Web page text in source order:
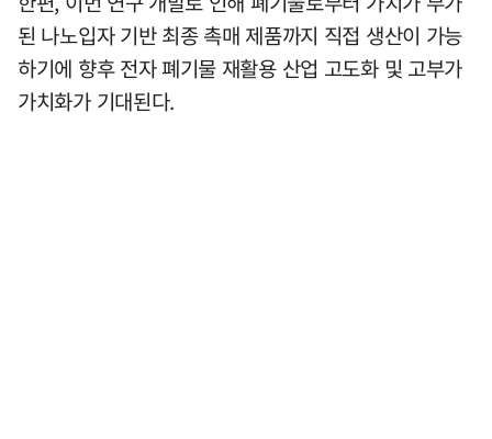
된 나노입자 기반 최종 촉매 제품까지 직접 생산이 가능
하기에 향후 전자 폐기물 재활용 산업 고도화 및 고부가
가치화가 기대된다.